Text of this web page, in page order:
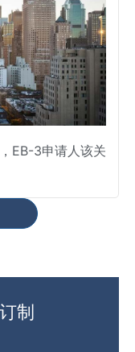
EB-3申请人该关
制